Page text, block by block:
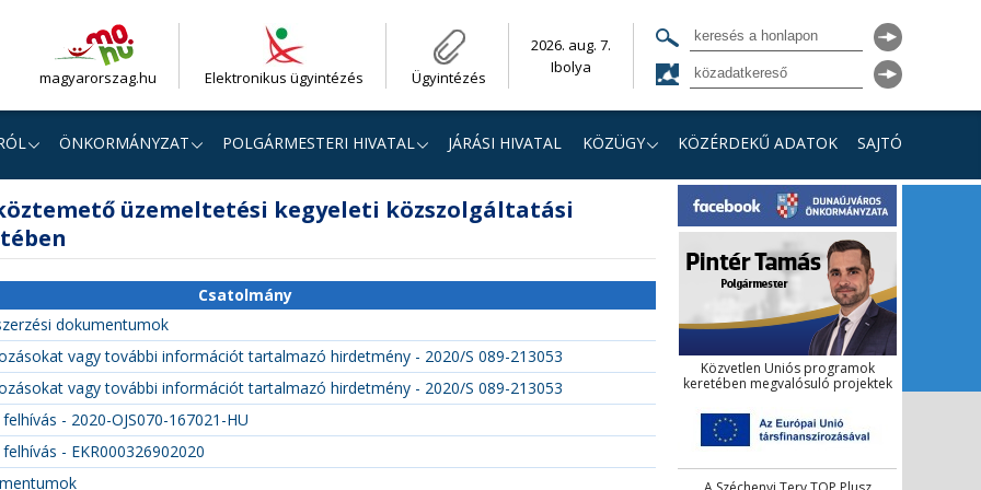
magyarorszag.hu Elektronikus ügyintézés Ügyintézés
2026. aug. 7.
Ibolya
ÖNKORMÁNYZAT POLGÁRMESTERI HIVATAL JÁRÁSI HIVATAL KÖZÜGY KÖZÉRDEKŰ ADATOK SAJTÓ
üzemeltetési kegyeleti közszolgáltatási
Csatolmány
dokumentumok
vagy további információt tartalmazó hirdetmény - 2020/S 089-213053
vagy további információt tartalmazó hirdetmény - 2020/S 089-213053
- 2020-OJS070-167021-HU
- EKR000326902020
Közvetlen Uniós programok
keretében megvalósuló projektek